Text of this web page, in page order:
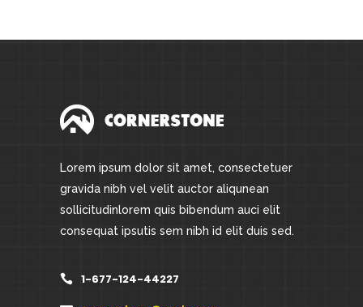
Lorem ipsum dolor sit amet, consectetuer
gravida nibh vel velit auctor aliqunean
sollicitudinlorem quis bibendum auci elit
consequat ipsutis sem nibh id elit duis sed.
1-677-124-44227